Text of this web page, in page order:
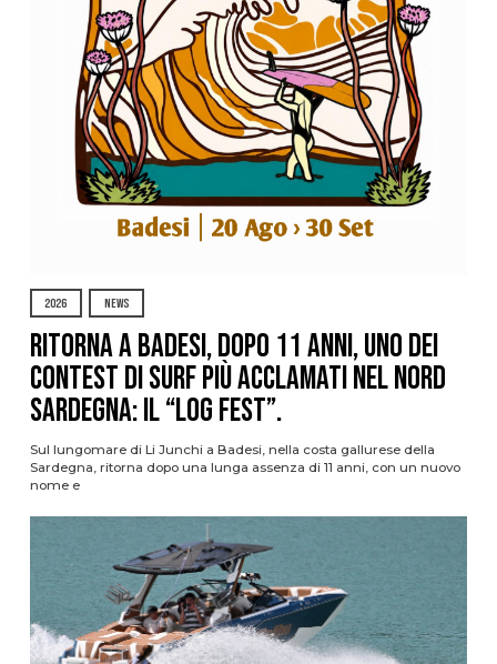
2026 NEWS
Ritorna a Badesi, dopo 11 anni, uno dei
contest di surf più acclamati nel nord
Sardegna: il “Log Fest”.
Sul lungomare di Li Junchi a Badesi, nella costa gallurese della
Sardegna, ritorna dopo una lunga assenza di 11 anni, con un nuovo
nome e